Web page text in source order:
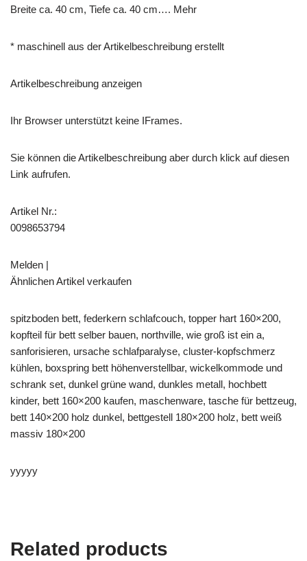
Breite ca. 40 cm, Tiefe ca. 40 cm…. Mehr
* maschinell aus der Artikelbeschreibung erstellt
Artikelbeschreibung anzeigen
Ihr Browser unterstützt keine IFrames.
Sie können die Artikelbeschreibung aber durch klick auf diesen
Link aufrufen.
Artikel Nr.:
0098653794
Melden |
Ähnlichen Artikel verkaufen
spitzboden bett, federkern schlafcouch, topper hart 160×200,
kopfteil für bett selber bauen, northville, wie groß ist ein a,
sanforisieren, ursache schlafparalyse, cluster-kopfschmerz
kühlen, boxspring bett höhenverstellbar, wickelkommode und
schrank set, dunkel grüne wand, dunkles metall, hochbett
kinder, bett 160×200 kaufen, maschenware, tasche für bettzeug,
bett 140×200 holz dunkel, bettgestell 180×200 holz, bett weiß
massiv 180×200
yyyyy
Related products